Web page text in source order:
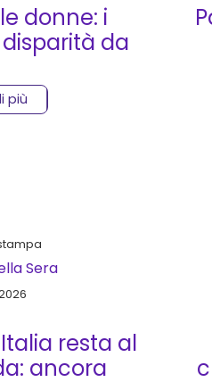
donne: i
da
più
Sera
resta al
ancora